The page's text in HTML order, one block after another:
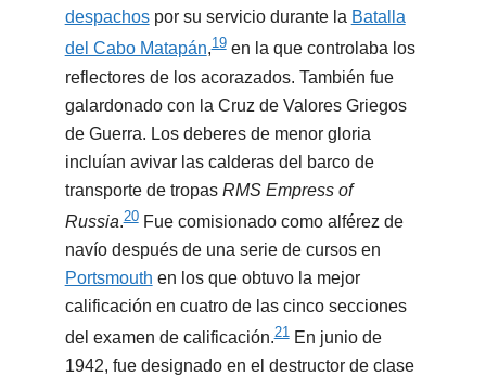
despachospor su servicio durante la Batalla
del Cabo Matapán,19​ en la que controlaba los
reflectores de los acorazados. También fue
galardonado con la Cruz de Valores Griegos
de Guerra. Los deberes de menor gloria
incluían avivar las calderas del barco de
transporte de tropas RMS Empress of
Russia.20​ Fue comisionado como alférez de
navío después de una serie de cursos en
Portsmouth en los que obtuvo la mejor
calificación en cuatro de las cinco secciones
del examen de calificación.21​ En junio de
1942, fue designado en el destructor de clase